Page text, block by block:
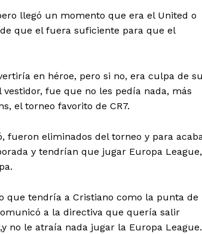
llegó un momento que era el United o
que el fuera suficiente para que el
en héroe, pero si no, era culpa de
fue que no les pedía nada, más
el torneo favorito de CR7.
fueron eliminados del torneo y para
y tendrían que jugar Europa League,
que tendría a Cristiano como la punta de
a la directiva que quería salir
no le atraía nada jugar la Europa League.